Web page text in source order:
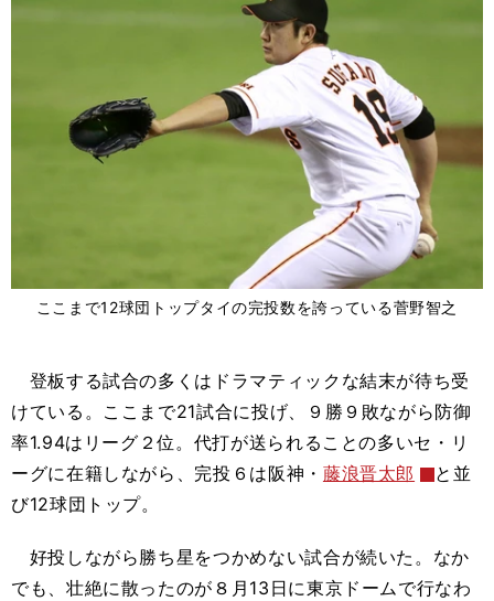
ここまで12球団トップタイの完投数を誇っている菅野智之
登板する試合の多くはドラマティックな結末が待ち受
けている。ここまで21試合に投げ、９勝９敗ながら防御
率1.94はリーグ２位。代打が送られることの多いセ・リ
ーグに在籍しながら、完投６は阪神・ 藤浪晋太郎
と並
び12球団トップ。
好投しながら勝ち星をつかめない試合が続いた。なか
でも、壮絶に散ったのが８月13日に東京ドームで行なわ